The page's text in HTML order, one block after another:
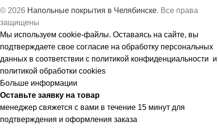
© 2026 Напольные покрытия в Челябинске. Все права
защищены
Мы используем cookie-файлы. Оставаясь на сайте, вы
подтверждаете свое согласие на обработку персональных
данных в соответствии с политикой конфиденциальности и
политикой обработки cookies
Больше информации
Оставьте заявку на товар
менеджер свяжется с вами в течение 15 минут для
подтверждения и оформления заказа